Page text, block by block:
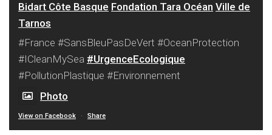
Bidart Côte Basque Fondation Tara Océan Ville de
Tarnos
#France #SansBleuPasDeVert #OceanProtection
#ICleanMySea #UrgenceEcologique
#PollutionPlastique #Environnement
Photo
View on Facebook · Share